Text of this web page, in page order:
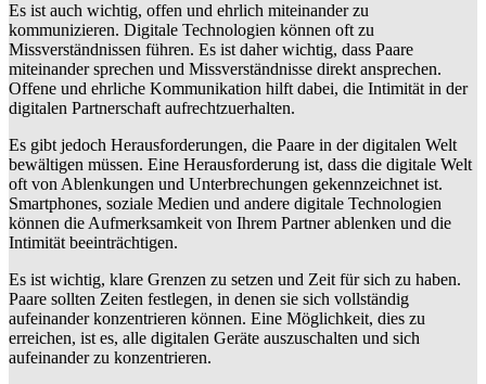
Es ist auch wichtig, offen und ehrlich miteinander zu
kommunizieren. Digitale Technologien können oft zu
Missverständnissen führen. Es ist daher wichtig, dass Paare
miteinander sprechen und Missverständnisse direkt ansprechen.
Offene und ehrliche Kommunikation hilft dabei, die Intimität in der
digitalen Partnerschaft aufrechtzuerhalten.
Es gibt jedoch Herausforderungen, die Paare in der digitalen Welt
bewältigen müssen. Eine Herausforderung ist, dass die digitale Welt
oft von Ablenkungen und Unterbrechungen gekennzeichnet ist.
Smartphones, soziale Medien und andere digitale Technologien
können die Aufmerksamkeit von Ihrem Partner ablenken und die
Intimität beeinträchtigen.
Es ist wichtig, klare Grenzen zu setzen und Zeit für sich zu haben.
Paare sollten Zeiten festlegen, in denen sie sich vollständig
aufeinander konzentrieren können. Eine Möglichkeit, dies zu
erreichen, ist es, alle digitalen Geräte auszuschalten und sich
aufeinander zu konzentrieren.